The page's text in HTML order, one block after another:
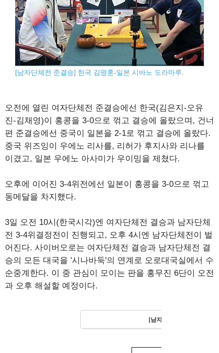
[남자단체전 준결승] 한국 김명훈-일본 시바노 도라마루.
오전에 열린 여자단체전 준결승에선 한국(김은지-오유
진-김채영)이 홍콩을 3-0으로 꺾고 결승에 올랐으며, 건너
편 준결승에선 중국이 일본을 2-1로 꺾고 결승에 올랐다.
중국 위즈잉이 우에노 리사를, 리허가 후지사와 리나를
이겼고, 일본 우에노 아사미가 우이밍을 제쳤다.
오후에 이어진 3-4위전에선 일본이 홍콩을 3-0으로 꺾고
동메달을 차지했다.
3일 오전 10시(한국시각)엔 여자단체전 결승과 남자단체
전 3-4위결정전이 진행되고, 오후 4시엔 남자단체전이 벌
어진다. 사이버오로는 여자단체전 결승과 남자단체전 결
승의 모든 대국을 '시나바둑'의 연계로 오로대국실에서 수
순중계한다. 이 중 관심이 모이는 판을 홍무진 6단이 오전
과 오후 해설할 예정이다.